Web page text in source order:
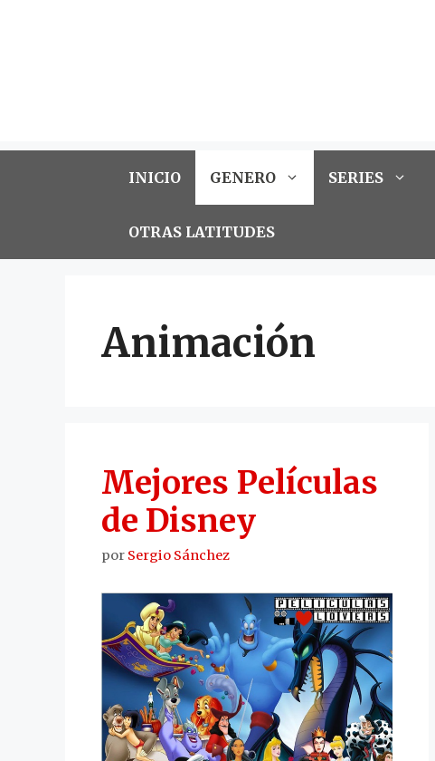
INICIO GENERO SERIES
OTRAS LATITUDES
Animación
Mejores Películas
de Disney
por Sergio Sánchez